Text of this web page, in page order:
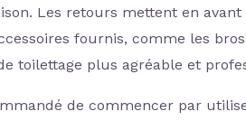
Les retours mettent en avant
fournis, comme les
toilettage plus agréable et
de commencer par